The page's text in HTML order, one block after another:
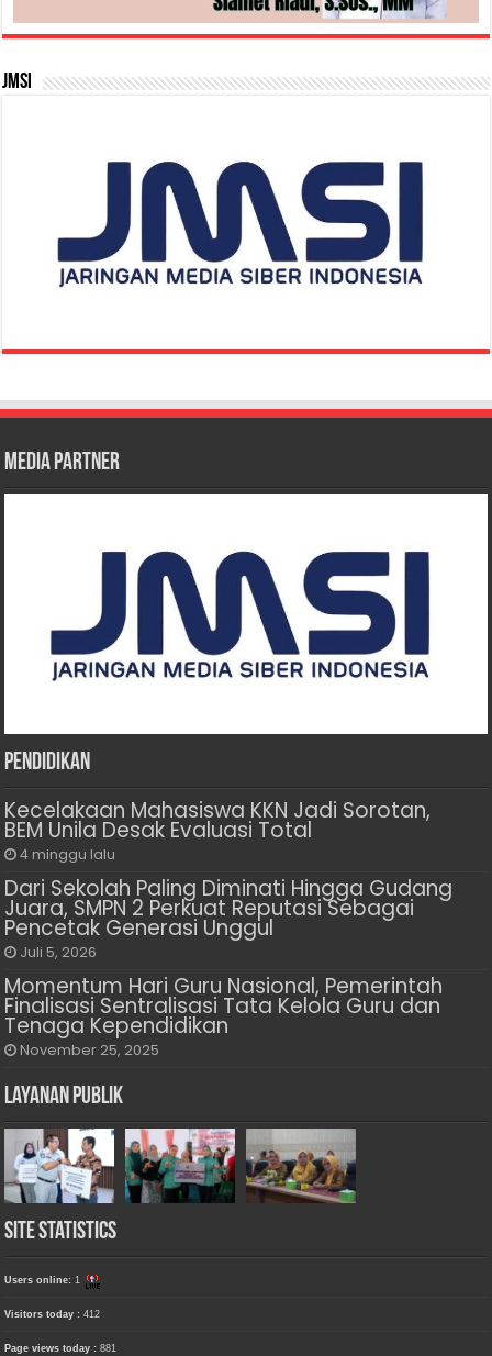
JMSI
Media Partner
Pendidikan
Kecelakaan Mahasiswa KKN Jadi Sorotan,
BEM Unila Desak Evaluasi Total
4 minggu lalu
Dari Sekolah Paling Diminati Hingga Gudang
Juara, SMPN 2 Perkuat Reputasi Sebagai
Pencetak Generasi Unggul
Juli 5, 2026
Momentum Hari Guru Nasional, Pemerintah
Finalisasi Sentralisasi Tata Kelola Guru dan
Tenaga Kependidikan
November 25, 2025
Layanan Publik
Site Statistics
Users online:1
Visitors today :412
Page views today :881